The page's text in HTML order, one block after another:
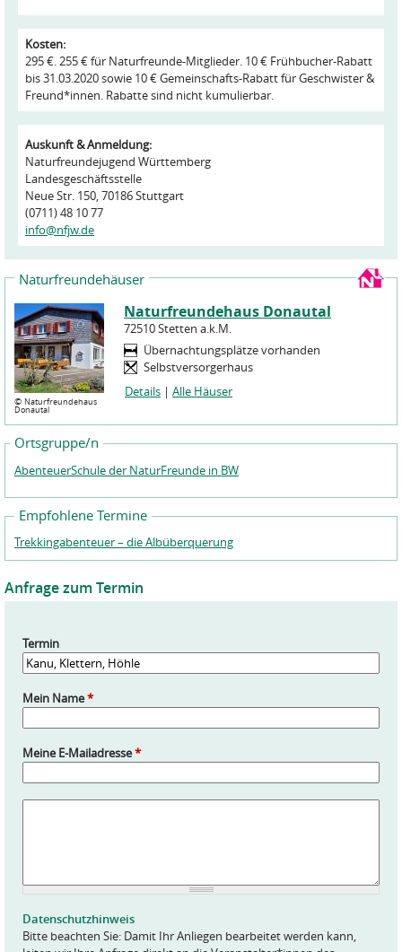
Kosten:
295 €. 255 € für Naturfreunde-Mitglieder. 10 € Frühbucher-Rabatt
bis 31.03.2020 sowie 10 € Gemeinschafts-Rabatt für Geschwister &
Freund*innen. Rabatte sind nicht kumulierbar.
Auskunft & Anmeldung:
Naturfreundejugend Württemberg
Landesgeschäftsstelle
Neue Str. 150, 70186 Stuttgart
(0711) 48 10 77
info@nfjw.de
Naturfreundehäuser
© Naturfreundehaus
Donautal
Naturfreundehaus Donautal
72510 Stetten a.k.M.
Übernachtungsplätze vorhanden
Selbstversorgerhaus
Details | Alle Häuser
Ortsgruppe/n
AbenteuerSchule der NaturFreunde in BW
Empfohlene Termine
Trekkingabenteuer – die Albüberquerung
Anfrage zum Termin
Termin
Mein Name*
Meine E-Mailadresse*
*
Datenschutzhinweis
Bitte beachten Sie: Damit Ihr Anliegen bearbeitet werden kann,